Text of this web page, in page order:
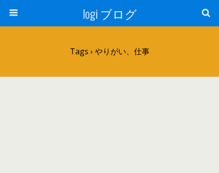
logi ブログ
Tags › やりがい、仕事